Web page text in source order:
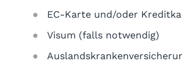
EC-Karte und/oder
Visum (falls notwendig)